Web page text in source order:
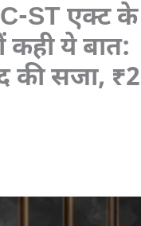
ST एक्ट के
ये बात:
की सजा, ₹2